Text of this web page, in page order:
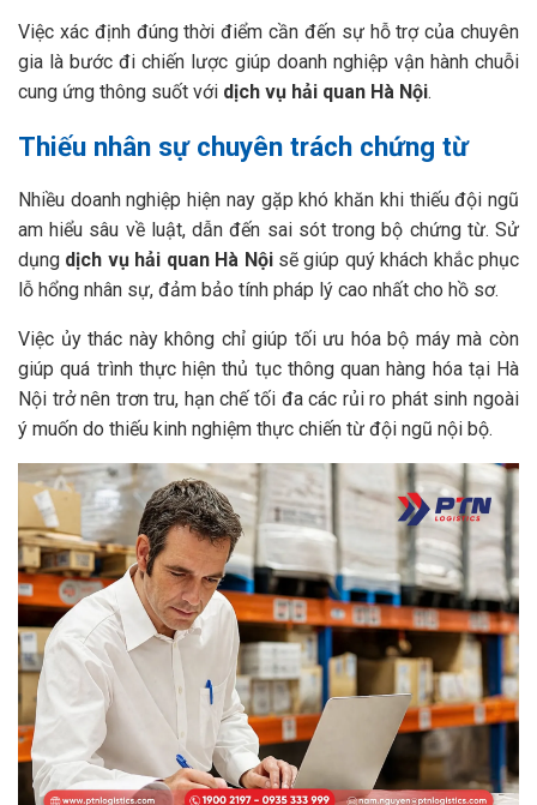
Việc xác định đúng thời điểm cần đến sự hỗ trợ của chuyên
gia là bước đi chiến lược giúp doanh nghiệp vận hành chuỗi
cung ứng thông suốt với dịch vụ hải quan Hà Nội.
Thiếu nhân sự chuyên trách chứng từ
Nhiều doanh nghiệp hiện nay gặp khó khăn khi thiếu đội ngũ
am hiểu sâu về luật, dẫn đến sai sót trong bộ chứng từ. Sử
dụng dịch vụ hải quan Hà Nội sẽ giúp quý khách khắc phục
lỗ hổng nhân sự, đảm bảo tính pháp lý cao nhất cho hồ sơ.
Việc ủy thác này không chỉ giúp tối ưu hóa bộ máy mà còn
giúp quá trình thực hiện thủ tục thông quan hàng hóa tại Hà
Nội trở nên trơn tru, hạn chế tối đa các rủi ro phát sinh ngoài
ý muốn do thiếu kinh nghiệm thực chiến từ đội ngũ nội bộ.